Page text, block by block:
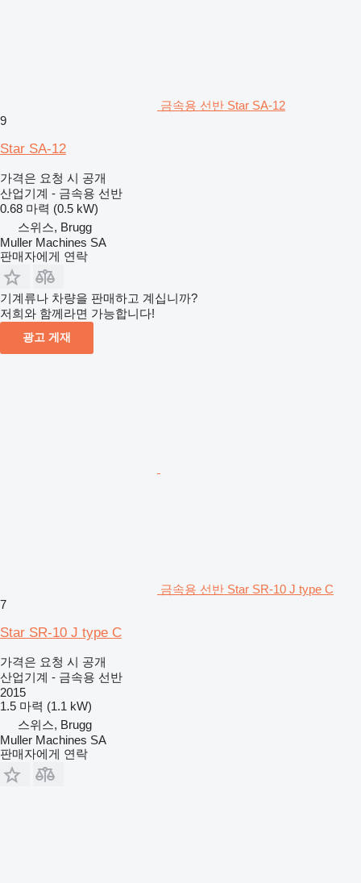
금속용 선반 Star SA-12
9
Star SA-12
가격은 요청 시 공개
산업기계 - 금속용 선반
0.68 마력 (0.5 kW)
스위스, Brugg
Muller Machines SA
판매자에게 연락
기계류나 차량을 판매하고 계십니까?
저희와 함께라면 가능합니다!
광고 게재
금속용 선반 Star SR-10 J type C
7
Star SR-10 J type C
가격은 요청 시 공개
산업기계 - 금속용 선반
2015
1.5 마력 (1.1 kW)
스위스, Brugg
Muller Machines SA
판매자에게 연락